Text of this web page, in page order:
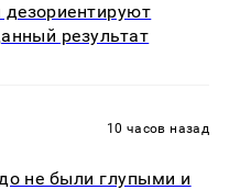
результат
10 часов назад
не были глупыми и